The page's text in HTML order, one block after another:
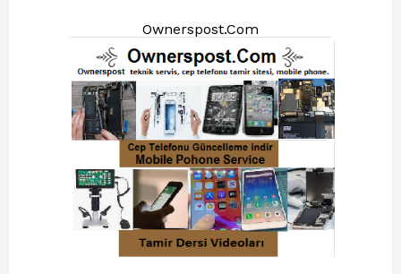
Ownerspost.Com